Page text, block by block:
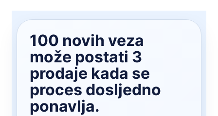
100 novih veza
može postati 3
prodaje kada se
proces dosljedno
ponavlja.